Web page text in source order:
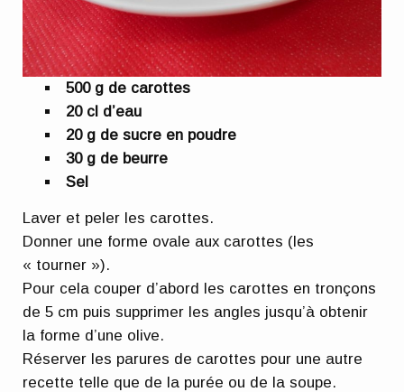
500 g de carottes
20 cl d’eau
20 g de sucre en poudre
30 g de beurre
Sel
Laver et peler les carottes.
Donner une forme ovale aux carottes (les
« tourner »).
Pour cela couper d’abord les carottes en tronçons
de 5 cm puis supprimer les angles jusqu’à obtenir
la forme d’une olive.
Réserver les parures de carottes pour une autre
recette telle que de la purée ou de la soupe.